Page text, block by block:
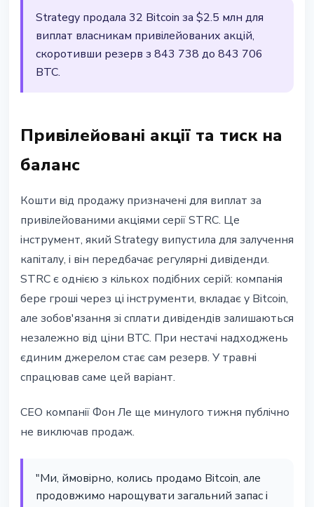
Strategy продала 32 Bitcoin за $2.5 млн для
виплат власникам привілейованих акцій,
скоротивши резерв з 843 738 до 843 706
BTC.
Привілейовані акції та тиск на
баланс
Кошти від продажу призначені для виплат за
привілейованими акціями серії STRC. Це
інструмент, який Strategy випустила для залучення
капіталу, і він передбачає регулярні дивіденди.
STRC є однією з кількох подібних серій: компанія
бере гроші через ці інструменти, вкладає у Bitcoin,
але зобов'язання зі сплати дивідендів залишаються
незалежно від ціни BTC. При нестачі надходжень
єдиним джерелом стає сам резерв. У травні
спрацював саме цей варіант.
CEO компанії Фон Ле ще минулого тижня публічно
не виключав продаж.
"Ми, ймовірно, колись продамо Bitcoin, але
продовжимо нарощувати загальний запас і